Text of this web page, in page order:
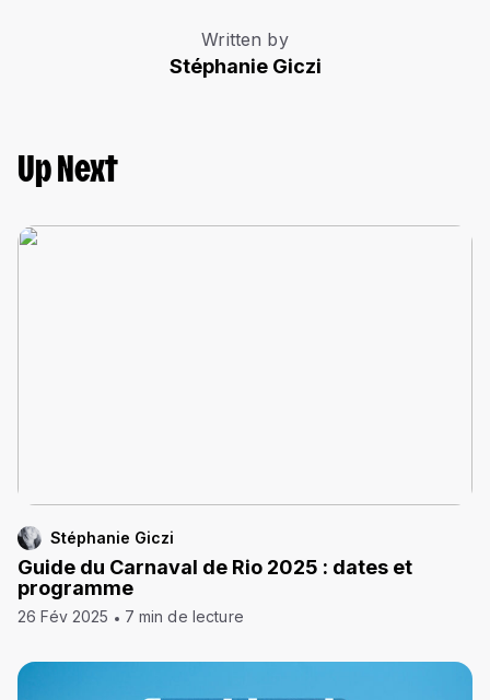
Written by
Stéphanie Giczi
Up Next
Stéphanie Giczi
Guide du Carnaval de Rio 2025 : dates et
programme
26 Fév 2025 7 min de lecture